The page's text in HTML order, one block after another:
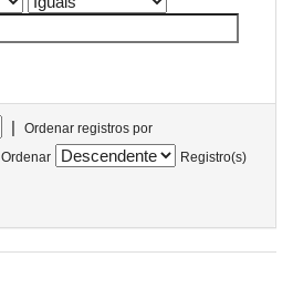
|
Ordenar registros por
Ordenar
Registro(s)